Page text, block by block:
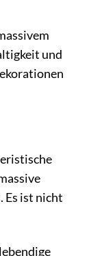
und
Es ist nicht